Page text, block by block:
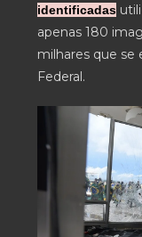
identificadas
apenas 180
milhares que se
Federal.